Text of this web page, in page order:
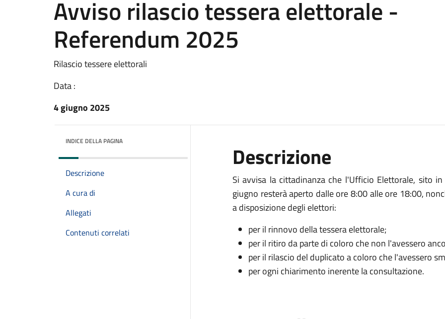
Avviso rilascio tessera elettorale -
Referendum 2025
Rilascio tessere elettorali
Data :
4 giugno 2025
INDICE DELLA PAGINA
Descrizione
A cura di
Allegati
Contenuti correlati
Descrizione
Si avvisa la cittadinanza che l'Ufficio Elettorale, sito
giugno resterà aperto dalle ore 8:00 alle ore 18:00,
a disposizione degli elettori:
per il rinnovo della tessera elettorale;
per il ritiro da parte di coloro che non l'avessero
per il rilascio del duplicato a coloro che l'avessero
per ogni chiarimento inerente la consultazione.